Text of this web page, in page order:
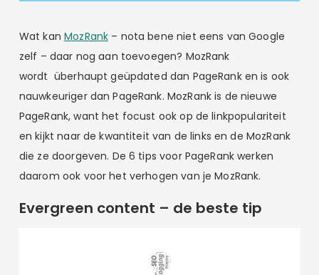
Wat kanMozRank – nota bene niet eens van Google
zelf – daar nog aan toevoegen? MozRank
wordt überhaupt geüpdated dan PageRank en is ook
nauwkeuriger dan PageRank. MozRank is de nieuwe
PageRank, want het focust ook op de linkpopulariteit
en kijkt naar de kwantiteit van de links en de MozRank
die ze doorgeven. De 6 tips voor PageRank werken
daarom ook voor het verhogen van je MozRank.
Evergreen content – de beste tip